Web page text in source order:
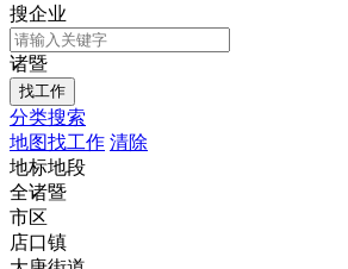
搜企业
诸暨
分类搜索
地图找工作 清除
地标地段
全诸暨
市区
店口镇